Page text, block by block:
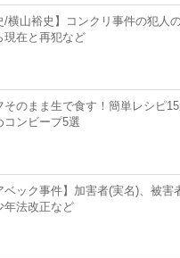
/横山裕史】コンクリ事件の犯人
現在と再犯など
そのまま生で食す！簡単レシピ
コンビープ5選
ベック事件】加害者(実名)、被害
年法改正など